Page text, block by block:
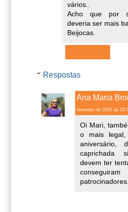
vários..
Acho que por
deveria ser mais
Beijocas.
Respostas
Ana Maria
fevereiro de 2015 às
Oi Mari,
o mais
aniversário,
caprichada
devem ter